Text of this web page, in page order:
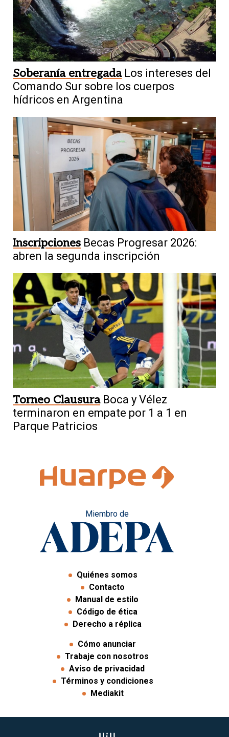
Soberanía entregada Los intereses del
Comando Sur sobre los cuerpos
hídricos en Argentina
Inscripciones Becas Progresar 2026:
abren la segunda inscripción
Torneo Clausura Boca y Vélez
terminaron en empate por 1 a 1 en
Parque Patricios
Miembro de
Quiénes somos
Contacto
Manual de estilo
Código de ética
Derecho a réplica
Cómo anunciar
Trabaje con nosotros
Aviso de privacidad
Términos y condiciones
Mediakit